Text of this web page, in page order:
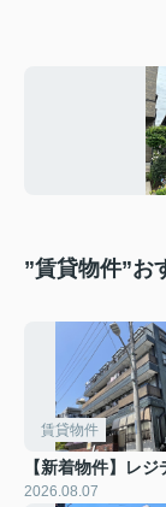
”賃貸物件”お
賃貸物件
【新着物件】レ
2026.08.07